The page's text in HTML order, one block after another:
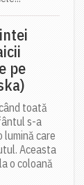
pe
toată
s-a
lumină care
Aceasta
o coloană